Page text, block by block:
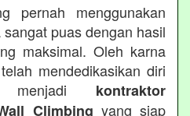
pernah menggunakan
puas dengan hasil
maksimal. Oleh karna
mendedikasikan diri
menjadi kontraktor
Climbing yang siap